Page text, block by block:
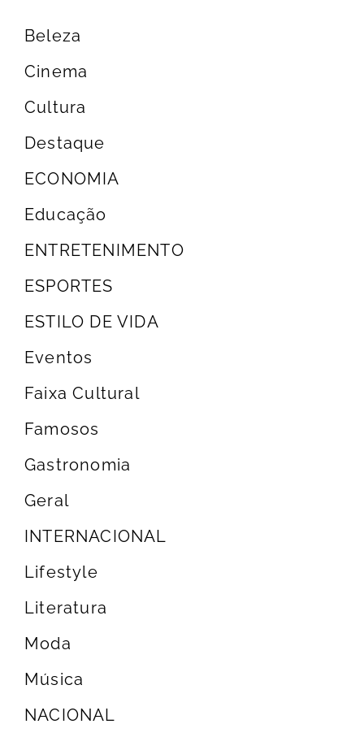
Beleza
Cinema
Cultura
Destaque
ECONOMIA
Educação
ENTRETENIMENTO
ESPORTES
ESTILO DE VIDA
Eventos
Faixa Cultural
Famosos
Gastronomia
Geral
INTERNACIONAL
Lifestyle
Literatura
Moda
Música
NACIONAL